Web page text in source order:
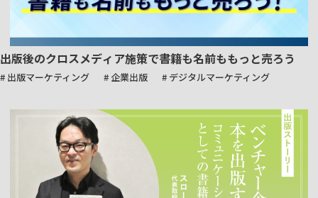
出版後のクロスメディア施策で書籍も名前ももっと売ろう
# 出版マーケティング # 企業出版 # デジタルマーケティング